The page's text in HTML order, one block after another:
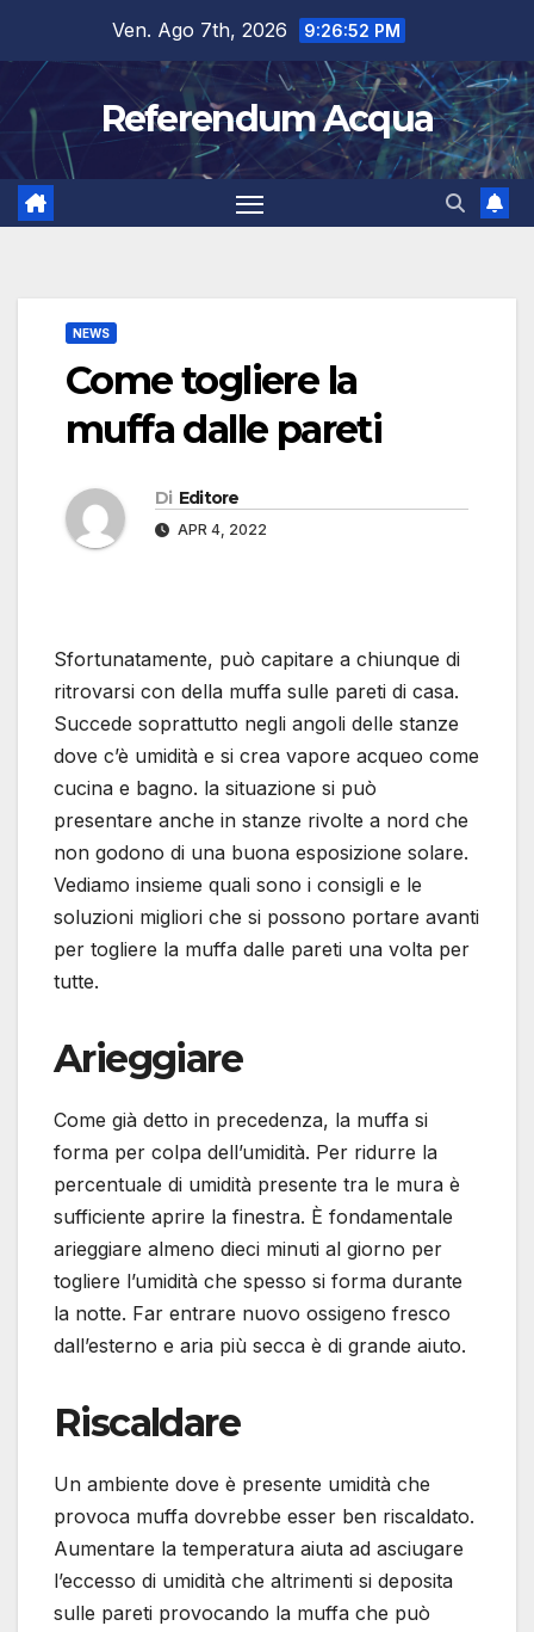
contenuto
Ven. Ago 7th, 2026 9:26:53 PM
Referendum Acqua
NEWS
Come togliere la
muffa dalle pareti
Di Editore
APR 4, 2022
Sfortunatamente, può capitare a chiunque di
ritrovarsi con della muffa sulle pareti di casa.
Succede soprattutto negli angoli delle stanze
dove c’è umidità e si crea vapore acqueo come
cucina e bagno. la situazione si può
presentare anche in stanze rivolte a nord che
non godono di una buona esposizione solare.
Vediamo insieme quali sono i consigli e le
soluzioni migliori che si possono portare avanti
per togliere la muffa dalle pareti una volta per
tutte.
Arieggiare
Come già detto in precedenza, la muffa si
forma per colpa dell’umidità. Per ridurre la
percentuale di umidità presente tra le mura è
sufficiente aprire la finestra. È fondamentale
arieggiare almeno dieci minuti al giorno per
togliere l’umidità che spesso si forma durante
la notte. Far entrare nuovo ossigeno fresco
dall’esterno e aria più secca è di grande aiuto.
Riscaldare
Un ambiente dove è presente umidità che
provoca muffa dovrebbe esser ben riscaldato.
Aumentare la temperatura aiuta ad asciugare
l’eccesso di umidità che altrimenti si deposita
sulle pareti provocando la muffa che può